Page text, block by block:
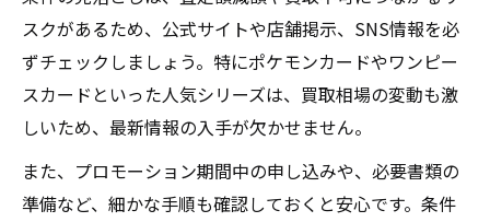
スクがあるため、公式サイトや店舗掲示、SNS情報を必
ずチェックしましょう。特にポケモンカードやワンピー
スカードといった人気シリーズは、買取相場の変動も激
しいため、最新情報の入手が欠かせません。
また、プロモーション期間中の申し込みや、必要書類の
準備など、細かな手順も確認しておくと安心です。条件